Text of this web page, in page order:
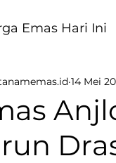
Emas Hari Ini
Galeri Tanam
14 Mei